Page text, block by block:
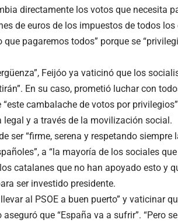
directamente los votos que necesita
de euros de los impuestos de todos los
pagaremos todos” porque se
Feijóo ya vaticinó que los
En su caso, prometió luchar con
cambalache de votos por
y a través de la movilización social.
ser “firme, serena y respetando siempre
a “la mayoría de los sociales
catalanes que no han apoyado esto y
ser investido presidente.
al PSOE a buen puerto” y vaticinar
que “España va a sufrir”. “Pero